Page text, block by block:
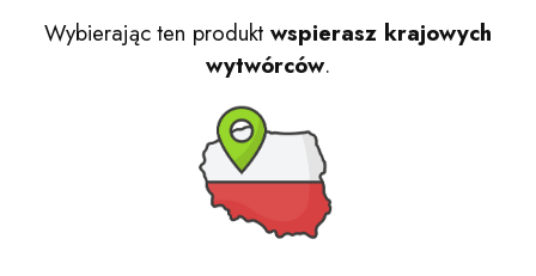
Wybierając ten produkt wspierasz krajowych
wytwórców.